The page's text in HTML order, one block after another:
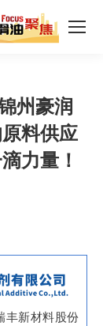
州豪润
料供应
力量！
丰新材料股份